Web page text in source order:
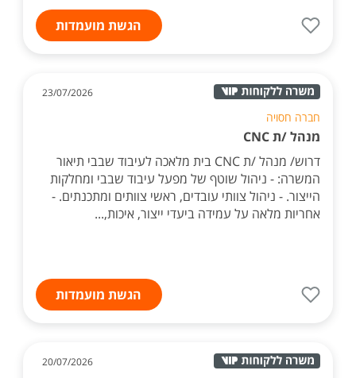
הגשת מועמדות
23/07/2026
חברה חסויה
מנהל /ת CNC
דרוש/ מנהל /ת CNC בית מלאכה לעיבוד שבבי תיאור
המשרה: - ניהול שוטף של מפעל עיבוד שבבי ומחלקות
הייצור. - ניהול צוותי עובדים, ראשי צוותים ומתכנתים. -
אחריות מלאה על עמידה ביעדי ייצור, איכות,...
הגשת מועמדות
20/07/2026